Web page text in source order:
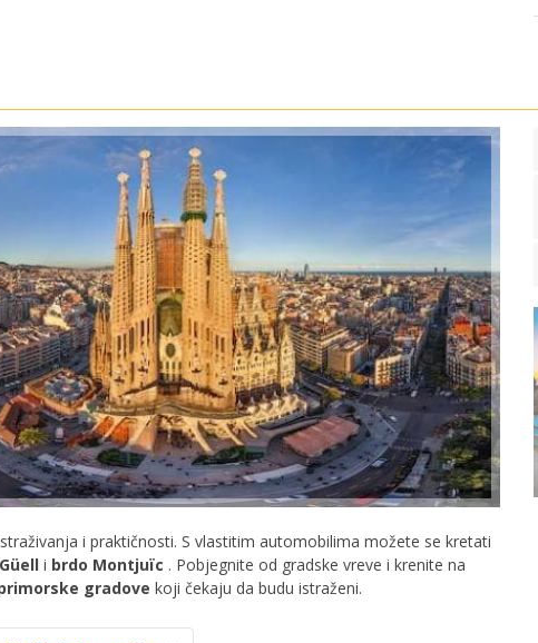
Posebni popusti
Pristupite ekskluzivnim ponudama naših
dobavljača
i praktičnosti. S vlastitim automobilima možete se kretati
i brdo Montjuïc . Pobjegnite od gradske vreve i krenite na
gradove koji čekaju da budu istraženi.